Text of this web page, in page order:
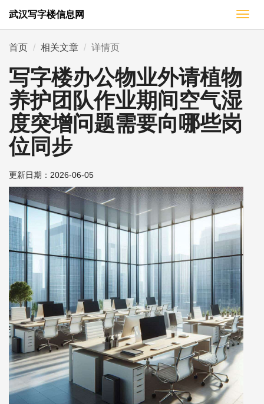
切
换
武汉写字楼信息网
首页 相关文章 详情页
写字楼办公物业外请植物
养护团队作业期间空气湿
度突增问题需要向哪些岗
位同步
更新日期： 2026-06-05